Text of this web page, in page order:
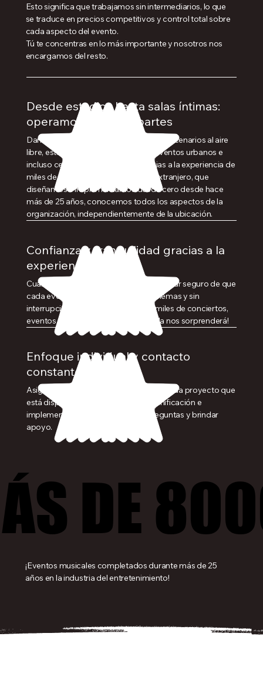
Esto significa que trabajamos sin intermediarios, lo que
se traduce en precios competitivos y control total sobre
cada aspecto del evento.
Tú te concentras en lo más importante y nosotros nos
encargamos del resto.
Desde estadios hasta salas íntimas:
operamos en todas partes
Damos servicio a salas de conciertos, escenarios al aire
libre, estadios, pistas de velocidad, eventos urbanos e
incluso cementerios e iglesias. Gracias a la experiencia de
miles de eventos en Polonia y en el extranjero, que
diseñamos e implementamos desde cero desde hace
más de 25 años, conocemos todos los aspectos de la
organización, independientemente de la ubicación.
Confianza y tranquilidad gracias a la
experiencia
Cuando trabaja con nosotros, puede estar seguro de que
cada evento se desarrollará sin problemas y sin
interrupciones. Ya hemos atendido miles de conciertos,
eventos y actos multitudinarios, ¡nada nos sorprenderá!
Enfoque individual y contacto
constante.
Asignamos un gerente de proyecto a cada proyecto que
está disponible en cada etapa de planificación e
implementación para responder preguntas y brindar
apoyo.
DE
DE
¡Eventos musicales completados durante más de 25
años en la industria del entretenimiento!